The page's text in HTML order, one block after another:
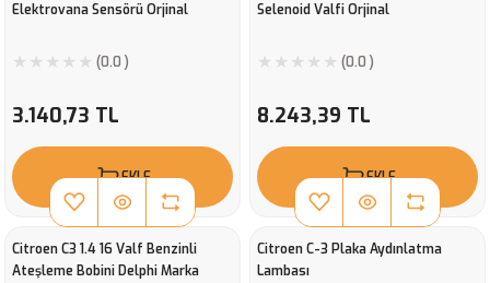
Elektrovana Sensörü Orjinal
(0.0 )
3.140,73 TL
EKLE
Selenoid Valfi Orjinal
(0.0 )
8.243,39 TL
EKLE
Citroen C3 1.4 16 Valf Benzinli
Ateşleme Bobini Delphi Marka
Citroen C-3 Plaka Aydınlatma
Lambası